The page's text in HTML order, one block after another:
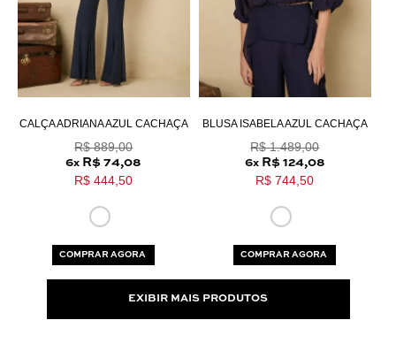
CALÇA ADRIANA AZUL CACHAÇA
R$ 889,00
6x R$ 74,08
R$ 444,50
COMPRAR AGORA
BLUSA ISABELA AZUL CACHAÇA
R$ 1.489,00
6x R$ 124,08
R$ 744,50
COMPRAR AGORA
EXIBIR MAIS PRODUTOS